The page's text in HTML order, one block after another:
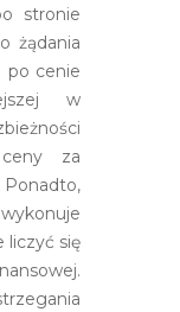
stronie
żądania
po cenie
w
za
Ponadto,
liczyć się